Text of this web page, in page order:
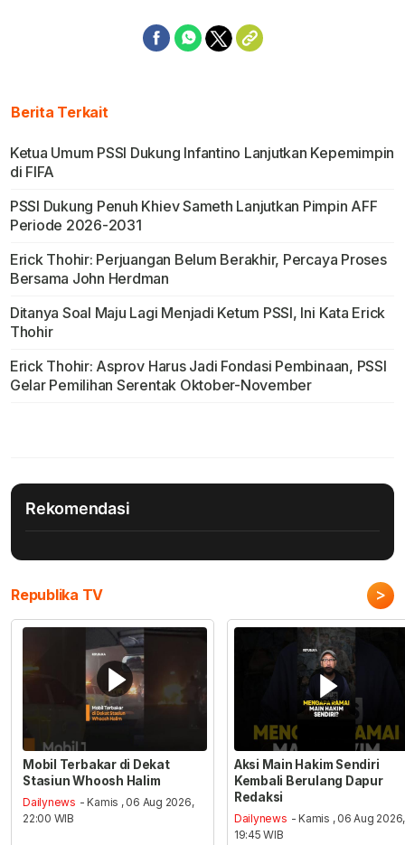
Berita Terkait
Ketua Umum PSSI Dukung Infantino Lanjutkan Kepemimpin
di FIFA
PSSI Dukung Penuh Khiev Sameth Lanjutkan Pimpin AFF
Periode 2026-2031
Erick Thohir: Perjuangan Belum Berakhir, Percaya Proses
Bersama John Herdman
Ditanya Soal Maju Lagi Menjadi Ketum PSSI, Ini Kata Erick
Thohir
Erick Thohir: Asprov Harus Jadi Fondasi Pembinaan, PSSI
Gelar Pemilihan Serentak Oktober-November
Rekomendasi
Republika TV >
Mobil Terbakar di Dekat
Stasiun Whoosh Halim
Dailynews - Kamis , 06 Aug 2026,
22:00 WIB
Aksi Main Hakim Sendiri
Kembali Berulang Dapur
Redaksi
Dailynews - Kamis , 06 Aug 2026,
19:45 WIB